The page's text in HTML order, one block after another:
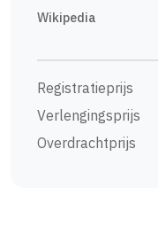
Wikipedia
Registratieprijs
Verlengingsprijs
Overdrachtprijs